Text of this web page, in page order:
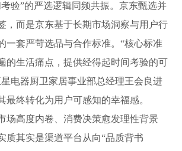
验”的严选逻辑同频共振。京东甄选并
，而是京东基于长期市场洞察与用户行
一套严苛选品与合作标准。“核心标准
的生活痛点，提供经得起时间考验的可
电器厨卫家居事业部总经理王会良进
最终转化为用户可感知的幸福感。
高度内卷、消费决策愈发理性背景
质其实是渠道平台从向“品质背书